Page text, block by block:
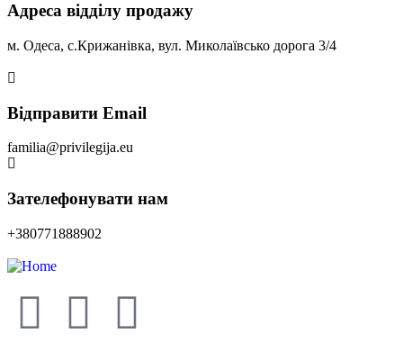
Адреса відділу продажу
м. Одеса, с.Крижанівка, вул. Миколаївсько дорога 3/4
Відправити Email
familia@privilegija.eu
Зателефонувати нам
+380771888902